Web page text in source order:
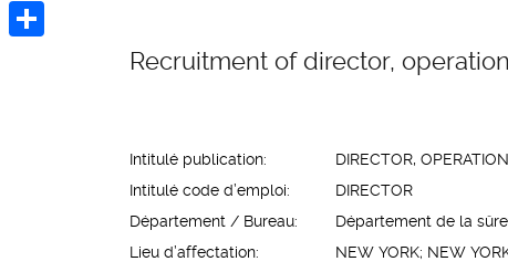
Recruitment of director,
Intitulé publication:
DIRECTOR,
Intitulé code d’emploi:
DIRECTOR
Département / Bureau:
Département de la
Lieu d’affectation:
NEW YORK; NEW
Email